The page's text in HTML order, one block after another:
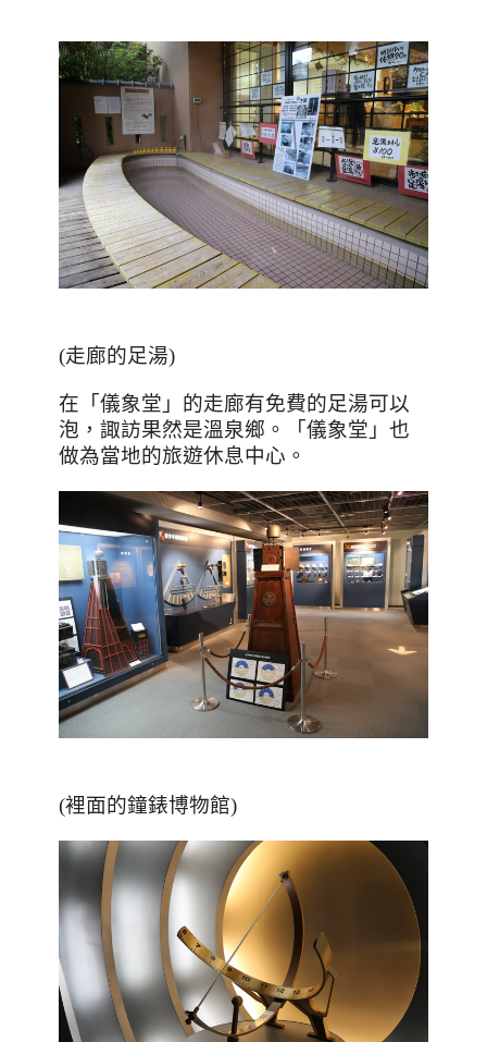
(走廊的足湯)
在「儀象堂」的走廊有免費的足湯可以
泡，諏訪果然是溫泉鄉。「儀象堂」也
做為當地的旅遊休息中心。
(裡面的鐘錶博物館)